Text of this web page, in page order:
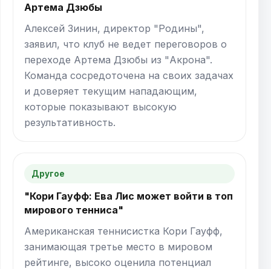
Артема Дзюбы
Алексей Зинин, директор "Родины",
заявил, что клуб не ведет переговоров о
переходе Артема Дзюбы из "Акрона".
Команда сосредоточена на своих задачах
и доверяет текущим нападающим,
которые показывают высокую
результативность.
Другое
"Кори Гауфф: Ева Лис может войти в топ
мирового тенниса"
Американская теннисистка Кори Гауфф,
занимающая третье место в мировом
рейтинге, высоко оценила потенциал